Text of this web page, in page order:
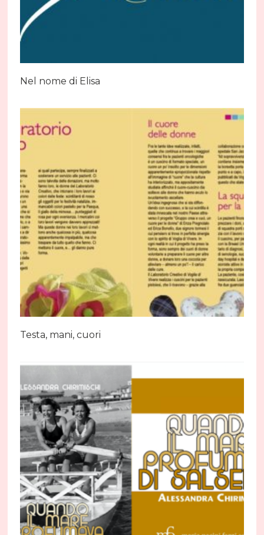
Nel nome di Elisa
Testa, mani, cuori